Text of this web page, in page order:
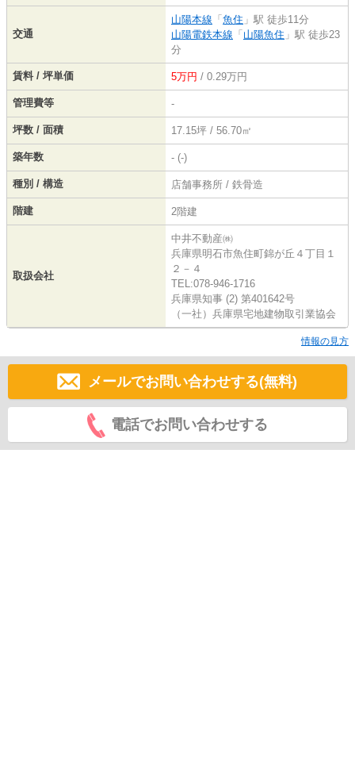
交通
山陽本線 「 魚住 」駅 徒歩11分
山陽電鉄本線 「 山陽魚住 」駅 徒歩23
分
賃料 / 坪単価 5万円 / 0.29万円
管理費等 -
坪数 / 面積 17.15坪 / 56.70㎡
築年数 - (-)
種別 / 構造 店舗事務所 / 鉄骨造
階建 2階建
取扱会社
中井不動産㈱
兵庫県明石市魚住町錦が丘４丁目１
２－４
TEL:078-946-1716
兵庫県知事 (2) 第401642号
（一社）兵庫県宅地建物取引業協会
情報の見方
メールでお問い合わせする(無料)
電話でお問い合わせする